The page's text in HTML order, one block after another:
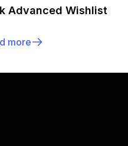
Advanced Wishlist
more